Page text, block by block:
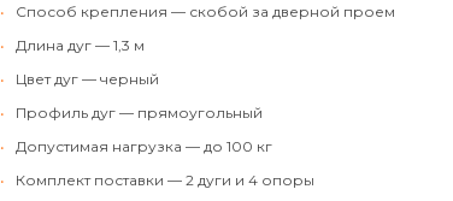
•
Способ крепления — скобой за дверной проем
•
Длина дуг — 1,3 м
•
Цвет дуг — черный
•
Профиль дуг — прямоугольный
•
Допустимая нагрузка — до 100 кг
•
Комплект поставки — 2 дуги и 4 опоры